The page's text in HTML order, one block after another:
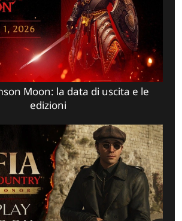
Moon: la data di uscita e le
edizioni